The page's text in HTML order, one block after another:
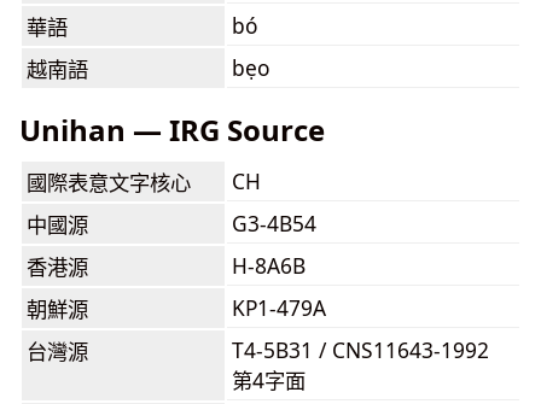
華語
bó
越南語
bẹo
Unihan — IRG Source
國際表意文字核心
CH
中國源
G3-4B54
香港源
H-8A6B
朝鮮源
KP1-479A
台灣源
T4-5B31 / CNS11643-1992
第4字面